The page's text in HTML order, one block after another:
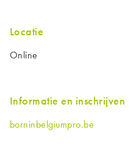
Locatie
Online
Informatie en inschrijven
borninbelgiumpro.be